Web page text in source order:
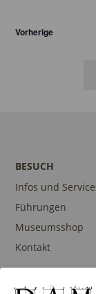
wählen.
Vorherige
BESUCH
Infos und
Führungen
Museumsshop
Kontakt